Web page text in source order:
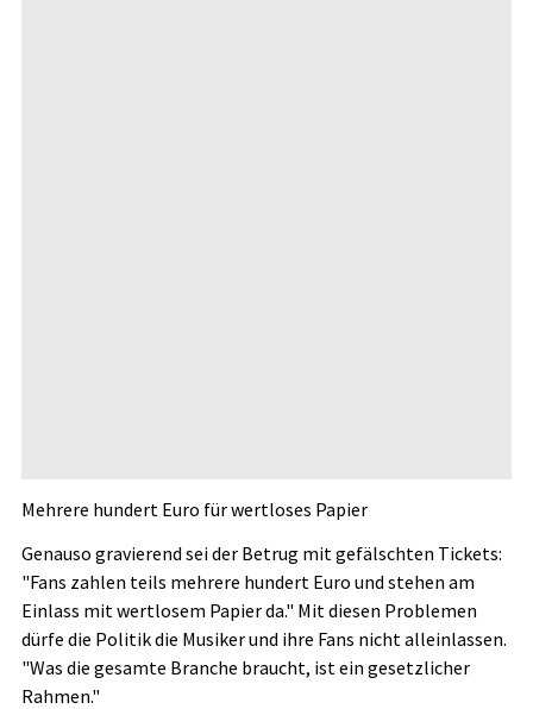
Mehrere hundert Euro für wertloses Papier
Genauso gravierend sei der Betrug mit gefälschten Tickets:
"Fans zahlen teils mehrere hundert Euro und stehen am
Einlass mit wertlosem Papier da." Mit diesen Problemen
dürfe die Politik die Musiker und ihre Fans nicht alleinlassen.
"Was die gesamte Branche braucht, ist ein gesetzlicher
Rahmen."